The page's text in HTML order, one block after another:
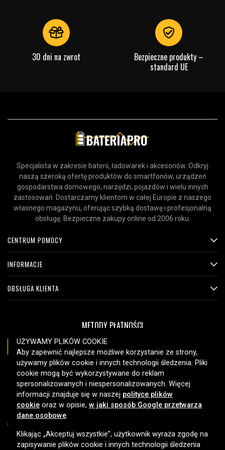
VG24VQR, Asus LCD-skärm V-serien VG24VQY, Asus LCD-
skärm V-serien VG279Q1A, Asus LCD-skärm V-serien
VG279QL1A, Asus LCD-skärm V-serien VG279QY1A
Zasilacz sieciowy
Effekt: 65 W
Sprawdź, co oznaczają poszczególne parametry
30 dni na zwrot
Bezpieczne produkty –
standard UE
Specjalista w zakresie baterii, ładowarek i akcesoriów. Odkryj
naszą szeroką ofertę produktów do smartfonów, urządzeń
gospodarstwa domowego, narzędzi, pojazdów i wielu innych
zastosowań. Dostarczamy klientom w całej Europie z naszego
własnego magazynu, oferując szybką dostawę i profesjonalną
obsługę. Bezpieczne zakupy online od 2006 roku.
CENTRUM POMOCY
INFORMACJE
OBSŁUGA KLIENTA
METODY PŁATNOŚCI
OPCJE DOSTAWY
UŻYWAMY PLIKÓW COOKIE
Aby zapewnić najlepsze możliwe korzystanie ze strony,
używamy plików cookie i innych technologii śledzenia. Pliki
cookie mogą być wykorzystywane do reklam
spersonalizowanych i niespersonalizowanych. Więcej
informacji znajduje się w naszej polityce plików
cookie oraz w opisie, w jaki sposób Google przetwarza
dane osobowe.
Klikając „Akceptuj wszystkie”, użytkownik wyraża zgodę na
zapisywanie plików cookie i innych technologii śledzenia